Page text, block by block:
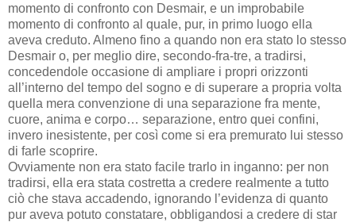
momento di confronto con Desmair, e un improbabile
momento di confronto al quale, pur, in primo luogo ella
aveva creduto. Almeno fino a quando non era stato lo stesso
Desmair o, per meglio dire, secondo-fra-tre, a tradirsi,
concedendole occasione di ampliare i propri orizzonti
all’interno del tempo del sogno e di superare a propria volta
quella mera convenzione di una separazione fra mente,
cuore, anima e corpo… separazione, entro quei confini,
invero inesistente, per così come si era premurato lui stesso
di farle scoprire.
Ovviamente non era stato facile trarlo in inganno: per non
tradirsi, ella era stata costretta a credere realmente a tutto
ciò che stava accadendo, ignorando l’evidenza di quanto
pur aveva potuto constatare, obbligandosi a credere di star